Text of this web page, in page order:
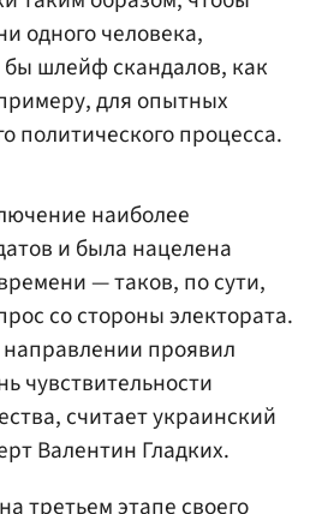
одного человека,
бы шлейф скандалов, как
для опытных
политического процесса.
наиболее
и была нацелена
— таков, по сути,
со стороны электората.
проявил
чувствительности
считает украинский
Валентин Гладких.
третьем этапе своего